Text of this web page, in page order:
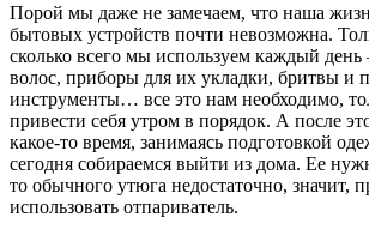
Порой мы даже не замечаем, что наша
бытовых устройств почти невозможна.
сколько всего мы используем каждый
волос, приборы для их укладки, бритвы и
инструменты… все это нам необходимо,
привести себя утром в порядок. А после
какое-то время, занимаясь подготовкой
сегодня собираемся выйти из дома. Ее
то обычного утюга недостаточно, значит,
использовать отпариватель.